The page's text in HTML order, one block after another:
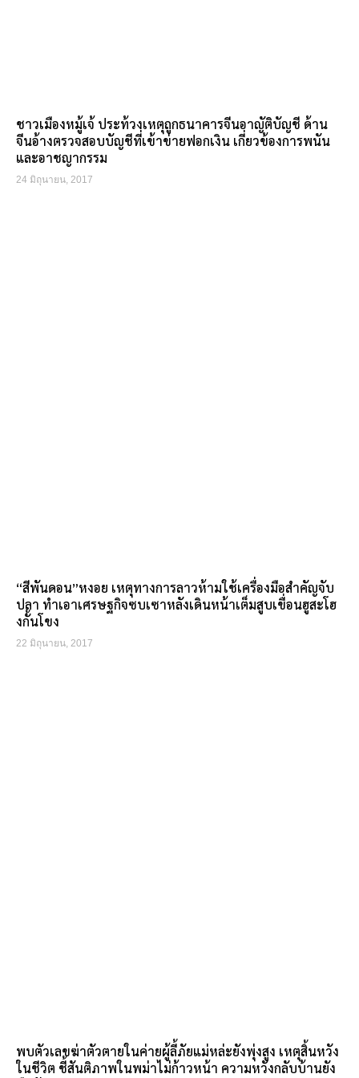
ชาวเมืองหมู้เจ้ ประท้วงเหตุถูกธนาคารจีนอาญัติบัญชี ด้าน
จีนอ้างตรวจสอบบัญชีที่เข้าข่ายฟอกเงิน เกี่ยวข้องการพนัน
และอาชญากรรม
24 มิถุนายน, 2017
“สีพันดอน”หงอย เหตุทางการลาวห้ามใช้เครื่องมือสำคัญจับ
ปลา ทำเอาเศรษฐกิจซบเซาหลังเดินหน้าเต็มสูบเขื่อนฮูสะโฮ
งกั้นโขง
22 มิถุนายน, 2017
พบตัวเลขฆ่าตัวตายในค่ายผู้ลี้ภัยแม่หล่ะยังพุ่งสูง เหตุสิ้นหวัง
ในชีวิต ชี้สันติภาพในพม่าไม่ก้าวหน้า ความหวังกลับบ้านยัง